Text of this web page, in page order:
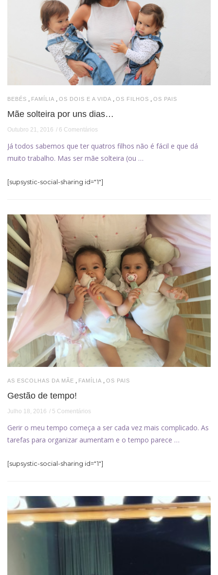
BEBÉS FAMÍLIA OS DOIS E A VIDA OS FILHOS OS PAIS
Mãe solteira por uns dias…
Outubro 21, 2016 6 Comentários
Já todos sabemos que ter quatros filhos não é fácil e que dá
muito trabalho. Mas ser mãe solteira (ou …
[supsystic-social-sharing id="1"]
AS ESCOLHAS DA MÃE , FAMÍLIA , OS PAIS
Gestão de tempo!
Julho 18, 2016 5 Comentários
Gerir o meu tempo começa a ser cada vez mais complicado. As
tarefas para organizar aumentam e o tempo parece …
[supsystic-social-sharing id="1"]